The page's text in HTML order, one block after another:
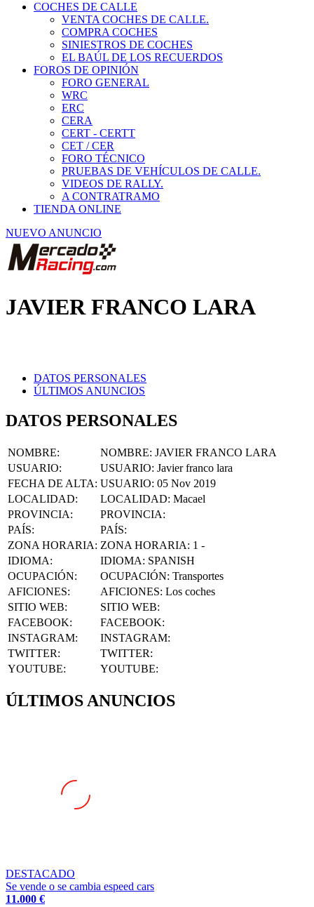
COCHES DE CALLE
VENTA COCHES DE CALLE.
COMPRA COCHES
SINIESTROS DE COCHES
EL BAÚL DE LOS RECUERDOS
FOROS DE OPINIÓN
FORO GENERAL
WRC
ERC
CERA
CERT - CERTT
CET / CER
FORO TÉCNICO
PRUEBAS DE VEHÍCULOS DE CALLE.
VIDEOS DE RALLY.
A CONTRATRAMO
TIENDA ONLINE
NUEVO ANUNCIO
JAVIER FRANCO LARA
DATOS PERSONALES
ÚLTIMOS ANUNCIOS
DATOS PERSONALES
NOMBRE: NOMBRE: JAVIER FRANCO LARA
USUARIO: USUARIO: Javier franco lara
FECHA DE ALTA: USUARIO: 05 Nov 2019
LOCALIDAD: LOCALIDAD: Macael
PROVINCIA:
PROVINCIA:
PAÍS:
PAÍS:
ZONA HORARIA: ZONA HORARIA: 1 -
IDIOMA: IDIOMA: SPANISH
OCUPACIÓN: OCUPACIÓN: Transportes
AFICIONES: AFICIONES: Los coches
SITIO WEB:
SITIO WEB:
FACEBOOK:
FACEBOOK:
INSTAGRAM:
INSTAGRAM:
TWITTER:
TWITTER:
YOUTUBE: YOUTUBE:
ÚLTIMOS ANUNCIOS
DESTACADO
Se vende o se cambia espeed cars
11.000 €